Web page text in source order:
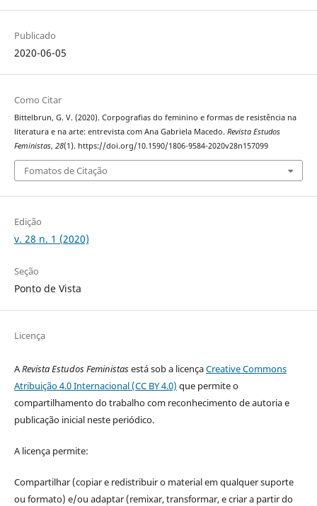
Publicado
2020-06-05
Como Citar
Bittelbrun, G. V. (2020). Corpografias do feminino e formas de resistência na
literatura e na arte: entrevista com Ana Gabriela Macedo. Revista Estudos
Feministas, 28(1). https://doi.org/10.1590/1806-9584-2020v28n157099
Fomatos de Citação
Edição
v. 28 n. 1 (2020)
Seção
Ponto de Vista
Licença
ARevista Estudos Feministasestá sob a licençaCreative Commons
Atribuição 4.0 Internacional (CC BY 4.0) que permite o
compartilhamento do trabalho com reconhecimento de autoria e
publicação inicial neste periódico.
A licença permite:
Compartilhar (copiar e redistribuir o material em qualquer suporte
ou formato) e/ou adaptar (remixar, transformar, e criar a partir do